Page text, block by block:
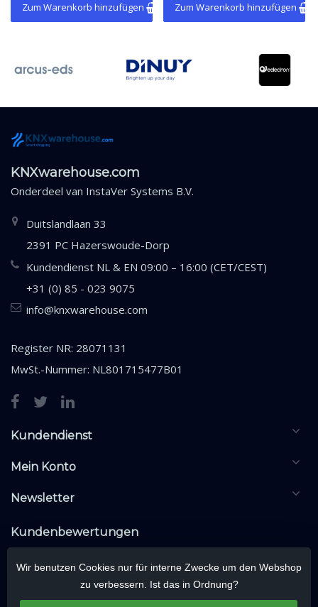
Zum Warenkorb hinzufügen Zum Warenkorb hinzufügen
KNXwarehouse.com
Onderdeel van InstaVer Systems B.V.
Duitslandlaan 33
2391 PC Hazerswoude-Dorp
Kundendienst NL & EN 09:00 – 16:00 (CET/CEST)
+31 (0) 85 - 023 9075
info@knxwarehouse.com
Register NR: 28071131
MwSt.-Nummer: NL801715477B01
Kundendienst
Mein Konto
Newsletter
Kundenbewertungen
Wir benutzen Cookies nur für interne Zwecke um den Webshop
zu verbessern. Ist das in Ordnung?